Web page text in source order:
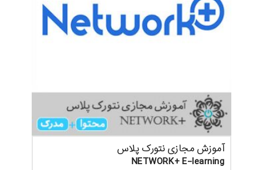
آموزش مجازی نتورک پلاس
NETWORK+ E-learning